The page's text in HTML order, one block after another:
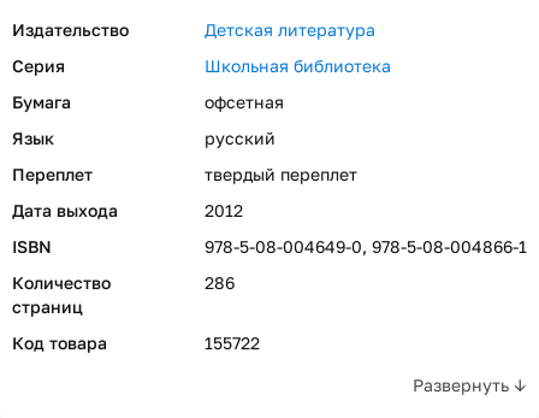
Развернуть ↓
Издательство
Детская литература
Серия
Школьная библиотека
Бумага
офсетная
Язык
русский
Переплет
твердый переплет
Дата выхода
2012
ISBN
978-5-08-004649-0, 978-5-08-004866-1
Количество
страниц
286
Код товара 155722